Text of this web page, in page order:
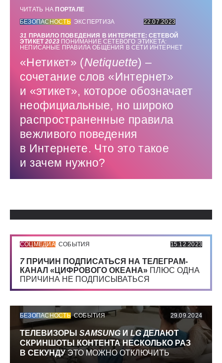
ЧИТАТЬ НА ПОРТАЛЕ
БЕЗОПАСНОСТЬ ЭКСПЕРТИЗА
22.07.2023
31 ПРАВИЛО ПОВЕДЕНИЯ В ИНТЕРНЕТЕ: СЕТЕВОЙ
ЭТИКЕТ2023 ПОНИМАНИЕ СЕТЕВОГО ЭТИКЕТА:
НЕПИСАНЫЕ ПРАВИЛА ОБЩЕНИЯ В СЕТИ ИНТЕРНЕТ
«Нетикет» (Netiquette) –
сочетание слов «Интернет»
и «этикет», которое обозначает
неофициальные, но широко
распространенные правила
вежливого поведения
в Интернете. Что это такое
и зачем нужно?
СОЦМЕДИА СОБЫТИЯ 15.12.2023
7 ПРИЧИН ПОДПИСАТЬСЯ НА ТЕЛЕГРАМ-
КАНАЛ «ЦИФРОВОГО ОКЕАНА» ПЛЮС ОДНА
ПРИЧИНА НЕ ПОДПИСЫВАТЬСЯ
БЕЗОПАСНОСТЬ СОБЫТИЯ 29.09.2024
ТЕЛЕВИЗОРЫ SAMSUNG И LGДЕЛАЮТ
СКРИНШОТЫ КОНТЕНТА НЕСКОЛЬКО РАЗ
В СЕКУНДУЭТО МОЖНО ОТКЛЮЧИТЬ